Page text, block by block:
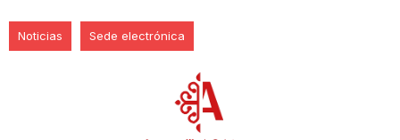
Noticias Sede electrónica